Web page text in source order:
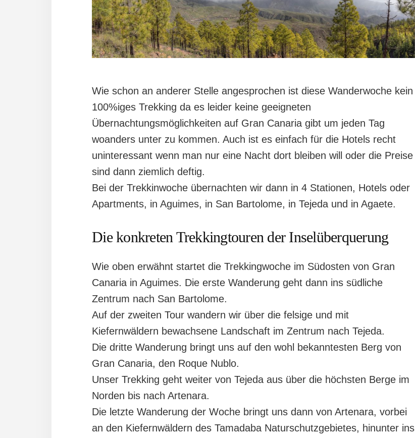
Wie schon an anderer Stelle angesprochen ist diese Wanderwoche kein
100%iges Trekking da es leider keine geeigneten
Übernachtungsmöglichkeiten auf Gran Canaria gibt um jeden Tag
woanders unter zu kommen. Auch ist es einfach für die Hotels recht
uninteressant wenn man nur eine Nacht dort bleiben will oder die Preise
sind dann ziemlich deftig.
Bei der Trekkinwoche übernachten wir dann in 4 Stationen, Hotels oder
Apartments, in Aguimes, in San Bartolome, in Tejeda und in Agaete.
Die konkreten Trekkingtouren der Inselüberquerung
Wie oben erwähnt startet die Trekkingwoche im Südosten von Gran
Canaria in Aguimes. Die erste Wanderung geht dann ins südliche
Zentrum nach San Bartolome.
Auf der zweiten Tour wandern wir über die felsige und mit
Kiefernwäldern bewachsene Landschaft im Zentrum nach Tejeda.
Die dritte Wanderung bringt uns auf den wohl bekanntesten Berg von
Gran Canaria, den Roque Nublo.
Unser Trekking geht weiter von Tejeda aus über die höchsten Berge im
Norden bis nach Artenara.
Die letzte Wanderung der Woche bringt uns dann von Artenara, vorbei
an den Kiefernwäldern des Tamadaba Naturschutzgebietes, hinunter ins